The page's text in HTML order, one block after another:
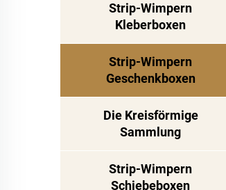
Strip-Wimpern
Kleberboxen
Strip-Wimpern
Geschenkboxen
Die Kreisförmige
Sammlung
Strip-Wimpern
Schiebeboxen